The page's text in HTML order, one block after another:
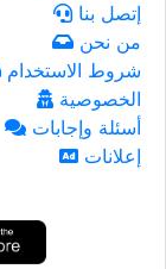
إتصل بنا
من نحن
شروط الاستخدام
الخصوصية
أسئلة وإجابات
إعلانات